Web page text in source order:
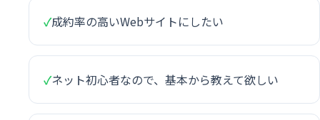
✓成約率の高いWebサイトにしたい
✓ネット初心者なので、基本から教えて欲しい